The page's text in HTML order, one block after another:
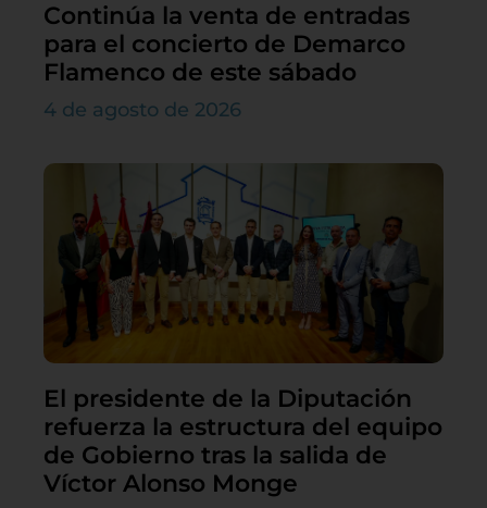
Continúa la venta de entradas
para el concierto de Demarco
Flamenco de este sábado
4 de agosto de 2026
El presidente de la Diputación
refuerza la estructura del equipo
de Gobierno tras la salida de
Víctor Alonso Monge